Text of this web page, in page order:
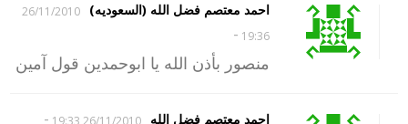
احمد معتصم فضل الله (السعوديه)
26/11/2010
19:36
-
منصور بأذن الله يا ابوحمدين قول آمين
احمد معتصم فضل الله
-